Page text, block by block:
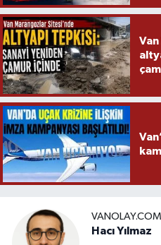
Hacı Yılmaz